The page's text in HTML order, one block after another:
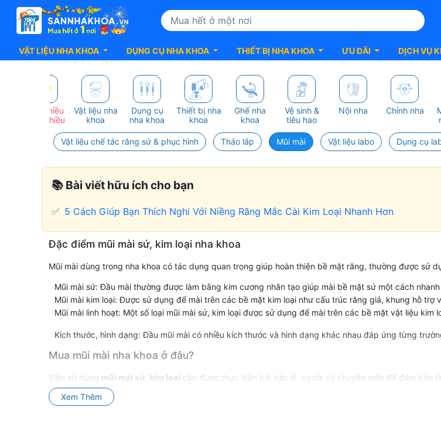
VẬT LIỆU NHA KHOA DỤNG CỤ NHA KHOA THIẾT BỊ NHA KHOA ƯU ĐÃI DỊCH VỤ
Mua nhiều
giảm nhiều
Vật liệu nha
khoa
Dụng cụ
nha khoa
Thiết bị nha
khoa
Ghế nha
khoa
Vệ sinh &
tiêu hao
Nội nha Chỉnh nha
Vật liệu chế tác răng sứ & phục hình Tháo lắp Mũi mài Vật liệu labo Dụng cụ
📚 Bài viết hữu ích cho bạn
✅ 5 Cách Giúp Bạn Thích Nghi Với Niềng Răng Mắc Cài Kim Loại Nhanh Hơn
Mũi
mài
sứ
&
kim
loại
Đặc điểm mũi mài sứ, kim loại nha khoa
Mũi mài dùng trong nha khoa có tác dụng quan trọng giúp hoàn thiện bề mặt răng, thường được sử
Mũi mài sứ: Đầu mài thường được làm bằng kim cương nhân tạo giúp mài bề mặt sứ một cách
Mũi mài kim loại: Được sử dụng để mài trên các bề mặt kim loại như cấu trúc răng giả, khung hỗ trợ
Mũi mài linh hoạt: Một số loại mũi mài sứ, kim loại được sử dụng để mài trên các bề mặt vật liệu kim
Kích thước, hình dạng: Đầu mũi mài có nhiều kích thước và hình dạng khác nhau đáp ứng từng
Mua mũi mài nha khoa ở đâu?
Việc sử dụng mũi mài sứ, kim loại cần được thực hiện bởi bác sĩ, người có chuyên môn để đảm bảo
sứ, mũi mài kim loại, mũi mài dùng trong labo... bạn có thể xem thông tin sản phẩm và chọn mua tại
khoa, luôn đảm bảo hàng chính hãng, chính sách giá tốt cho khách hàng cùng dịch vụ chăm sóc
Xem Thêm